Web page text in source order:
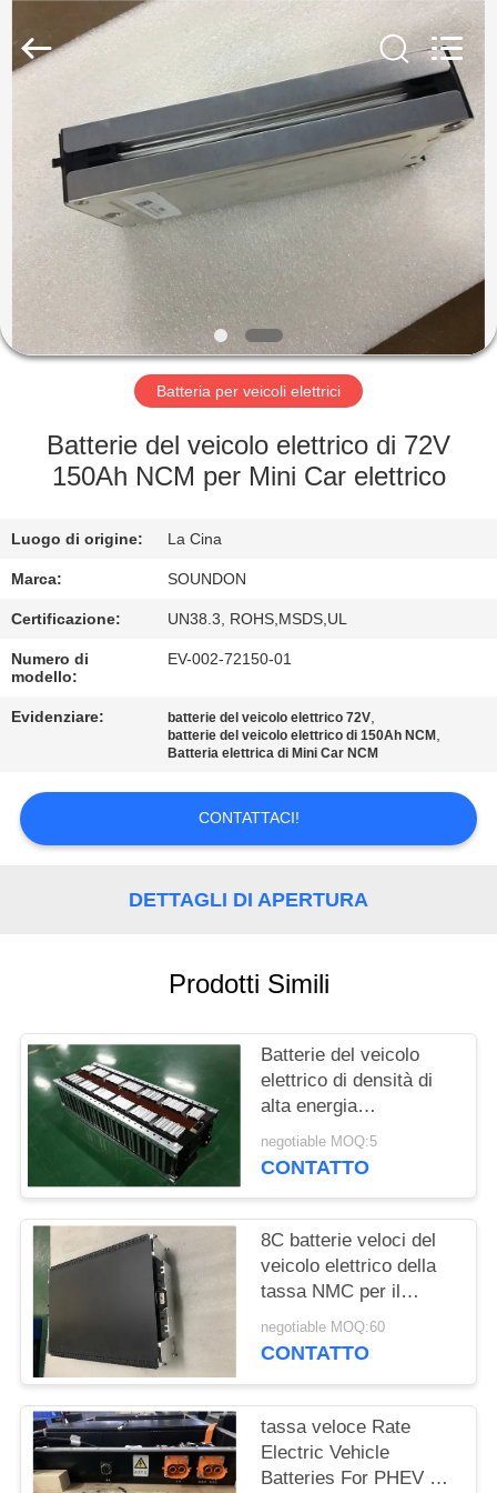
CASA
PRODOTTI
MOSTRA
VR
CIRCA
GIRO
FABBRICA
CONTROLLO
DI
QUALITÀ
CONTATTICI
RICHIEDA
CITAZIONE
SITO
POLITICA
SULLA
PRIVACY
New
Energy
Technology
Batteria per veicoli elettrici
Batterie del veicolo elettrico di 72V
150Ah NCM per Mini Car elettrico
Luogo di origine: La Cina
Marca: SOUNDON
Certificazione: UN38.3, ROHS,MSDS,UL
Numero di
modello:
EV-002-72150-01
Evidenziare: batterie del veicolo elettrico 72V,
batterie del veicolo elettrico di 150Ah NCM ,
Batteria elettrica di Mini Car NCM
CONTATTACI!
DETTAGLI DI APERTURA
Prodotti Simili
Batterie del veicolo
elettrico di densità di
alta energia
29.2V128Ah per
l'automobile, Van,
negotiable MOQ:5
CONTATTO
8C batterie veloci del
veicolo elettrico della
tassa NMC per il
pacchetto della batteria
di PHEV
negotiable MOQ:60
CONTATTO
tassa veloce Rate
Electric Vehicle
Batteries For PHEV e